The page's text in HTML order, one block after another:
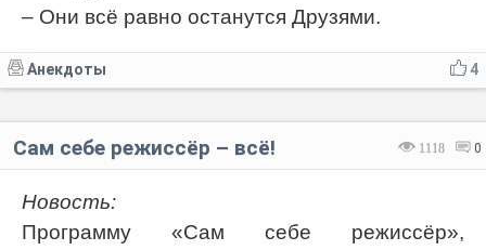
– Они всё равно останутся Друзями.
4
Анекдоты
1118 0
Сам себе режиссёр – всё!
Новость:
Программу «Сам себе режиссёр»,